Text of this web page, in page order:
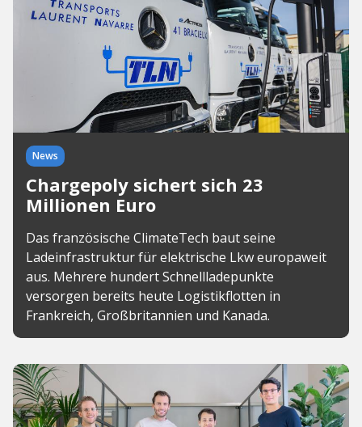
News
Chargepoly sichert sich 23
Millionen Euro
Das französische ClimateTech baut seine
Ladeinfrastruktur für elektrische Lkw europaweit
aus. Mehrere hundert Schnellladepunkte
versorgen bereits heute Logistikflotten in
Frankreich, Großbritannien und Kanada.